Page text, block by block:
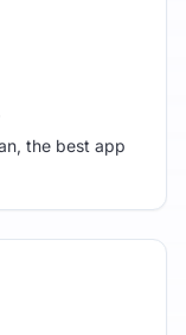
the best app